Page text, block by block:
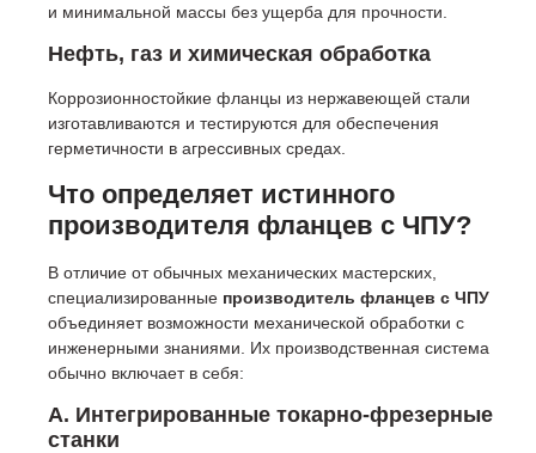
и минимальной массы без ущерба для прочности.
Нефть, газ и химическая обработка
Коррозионностойкие фланцы из нержавеющей стали
изготавливаются и тестируются для обеспечения
герметичности в агрессивных средах.
Что определяет истинного
производителя фланцев с ЧПУ?
В отличие от обычных механических мастерских,
специализированные производитель фланцев с ЧПУ
объединяет возможности механической обработки с
инженерными знаниями. Их производственная система
обычно включает в себя:
A. Интегрированные токарно-фрезерные
станки